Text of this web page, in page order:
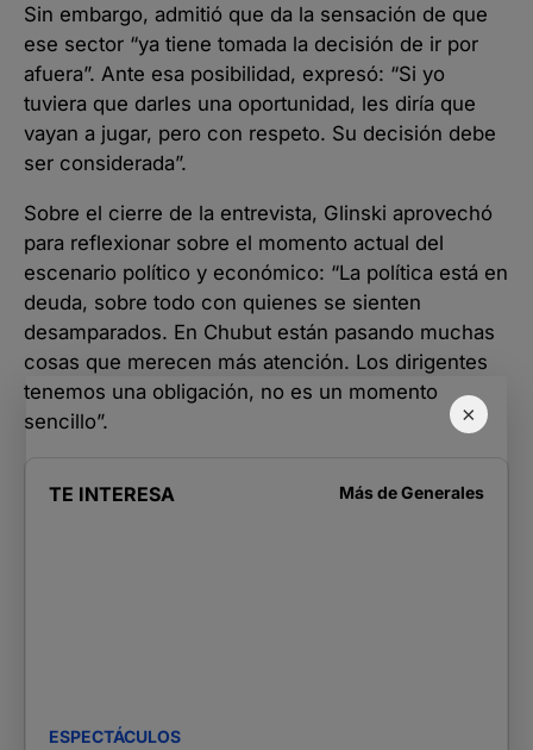
×
Sin embargo, admitió que da la sensación de que
ese sector “ya tiene tomada la decisión de ir por
afuera”. Ante esa posibilidad, expresó: “Si yo
tuviera que darles una oportunidad, les diría que
vayan a jugar, pero con respeto. Su decisión debe
ser considerada”.
Sobre el cierre de la entrevista, Glinski aprovechó
para reflexionar sobre el momento actual del
escenario político y económico: “La política está en
deuda, sobre todo con quienes se sienten
desamparados. En Chubut están pasando muchas
cosas que merecen más atención. Los dirigentes
tenemos una obligación, no es un momento
sencillo”.
TE INTERESA Más deGenerales
ESPECTÁCULOS